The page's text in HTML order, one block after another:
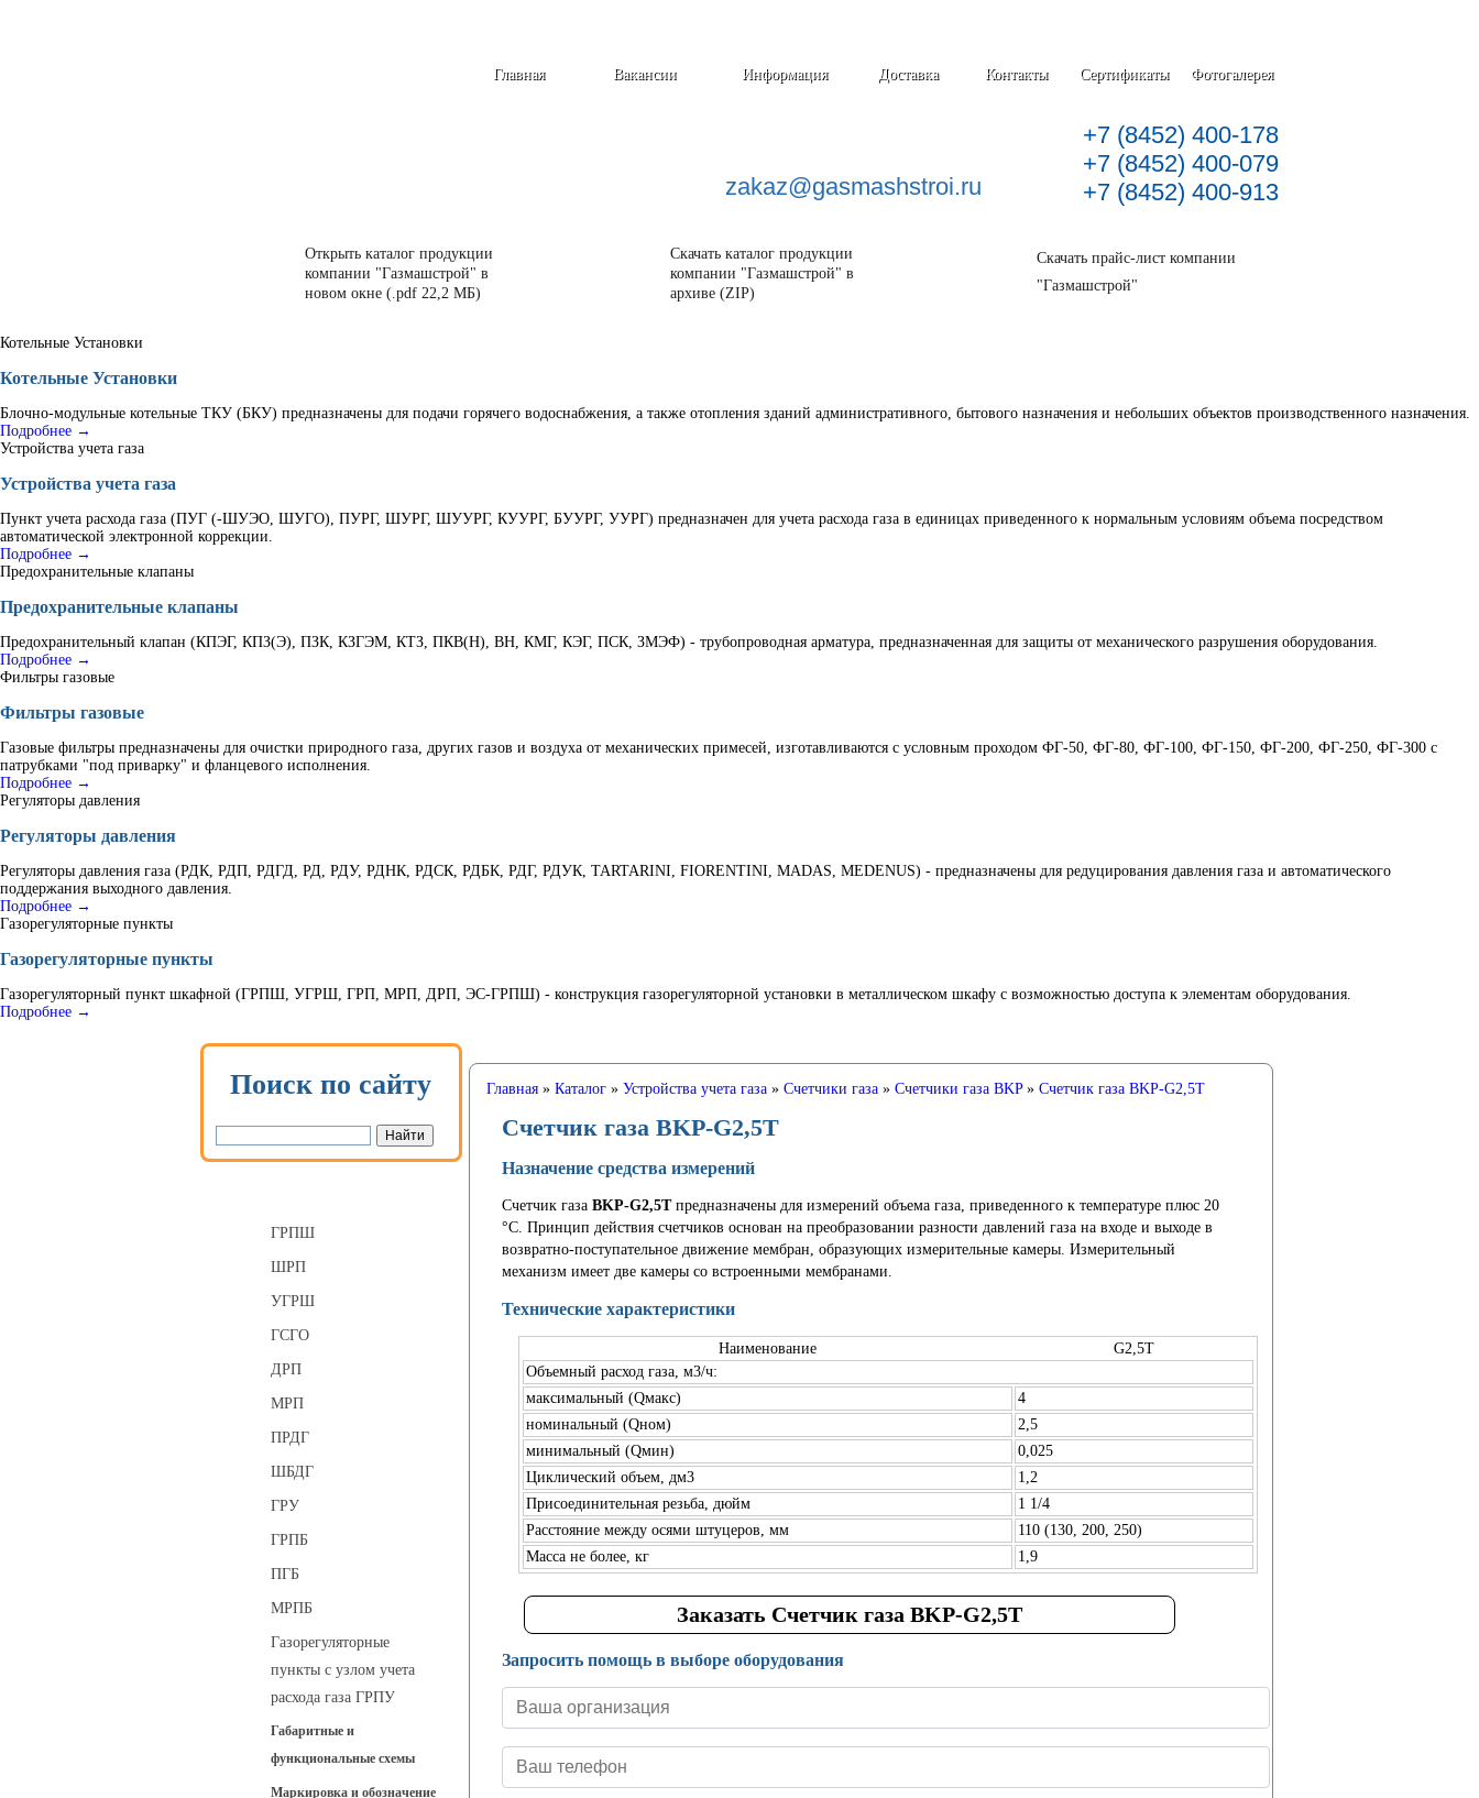
Фотогалерея
Сертификаты
Контакты
Доставка
Информация
Вакансии
Главная
zakaz@gasmashstroi.ru
+7 (8452) 400-178
+7 (8452) 400-079
+7 (8452) 400-913
Открыть каталог продукции
компании "Газмашстрой" в
новом окне (.pdf 22,2 МБ)
Скачать каталог продукции
компании "Газмашстрой" в
архиве (ZIP)
Скачать прайс-лист компании
"Газмашстрой"
Котельные Установки
Котельные Установки
Блочно-модульные котельные ТКУ (БКУ) предназначены для подачи горячего водоснабжения, а также отопления зданий административного, бытового назначения и небольших объектов производственного назначения.
Подробнее →
Устройства учета газа
Устройства учета газа
Пункт учета расхода газа (ПУГ (-ШУЭО, ШУГО), ПУРГ, ШУРГ, ШУУРГ, КУУРГ, БУУРГ, УУРГ) предназначен для учета расхода газа в единицах приведенного к нормальным условиям объема посредством
автоматической электронной коррекции.
Подробнее →
Предохранительные клапаны
Предохранительные клапаны
Предохранительный клапан (КПЭГ, КПЗ(Э), ПЗК, КЗГЭМ, КТЗ, ПКВ(Н), ВН, КМГ, КЭГ, ПСК, ЗМЭФ) - трубопроводная арматура, предназначенная для защиты от механического разрушения оборудования.
Подробнее →
Фильтры газовые
Фильтры газовые
Газовые фильтры предназначены для очистки природного газа, других газов и воздуха от механических примесей, изготавливаются с условным проходом ФГ-50, ФГ-80, ФГ-100, ФГ-150, ФГ-200, ФГ-250, ФГ-300 с
патрубками "под приварку" и фланцевого исполнения.
Подробнее →
Регуляторы давления
Регуляторы давления
Регуляторы давления газа (РДК, РДП, РДГД, РД, РДУ, РДНК, РДСК, РДБК, РДГ, РДУК, TARTARINI, FIORENTINI, MADAS, MEDENUS) - предназначены для редуцирования давления газа и автоматического
поддержания выходного давления.
Подробнее →
Газорегуляторные пункты
Газорегуляторные пункты
Газорегуляторный пункт шкафной (ГРПШ, УГРШ, ГРП, МРП, ДРП, ЭС-ГРПШ) - конструкция газорегуляторной установки в металлическом шкафу с возможностью доступа к элементам оборудования.
Подробнее →
Поиск по сайту
ГРПШ
ШРП
УГРШ
ГСГО
ДРП
МРП
ПРДГ
ШБДГ
ГРУ
ГРПБ
ПГБ
МРПБ
Газорегуляторные
пункты с узлом учета
расхода газа ГРПУ
Габаритные и
функциональные схемы
Маркировка и обозначение
Главная» Каталог» Устройства учета газа» Счетчики газа» Счетчики газа BKP» Счетчик газа BKP-G2,5T
Счетчик газа BKP-G2,5T
Назначение средства измерений
Счетчик газа BKP-G2,5Tпредназначены для измерений объема газа, приведенного к температуре плюс 20
°С. Принцип действия счетчиков основан на преобразовании разности давлений газа на входе и выходе в
возвратно-поступательное движение мембран, образующих измерительные камеры. Измерительный
механизм имеет две камеры со встроенными мембранами.
Технические характеристики
Наименование
G2,5T
Объемный расход газа, м3/ч:
максимальный (Qмакс)
4
номинальный (Qном)
2,5
минимальный (Qмин)
0,025
Циклический объем, дм3
1,2
Присоединительная резьба, дюйм
1 1/4
Расстояние между осями штуцеров, мм
110 (130, 200, 250)
Масса не более, кг
1,9
Заказать Счетчик газа BKP-G2,5T
Запросить помощь в выборе оборудования